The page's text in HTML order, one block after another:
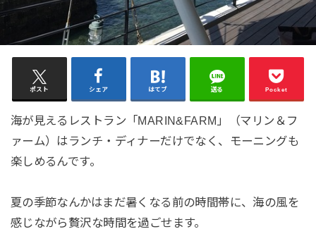
ポスト シェア はてブ 送る Pocket
海が見えるレストラン「MARIN&FARM」（マリン＆フ
ァーム）はランチ・ディナーだけでなく、モーニングも
楽しめるんです。
夏の季節なんかはまだ暑くなる前の時間帯に、海の風を
感じながら贅沢な時間を過ごせます。